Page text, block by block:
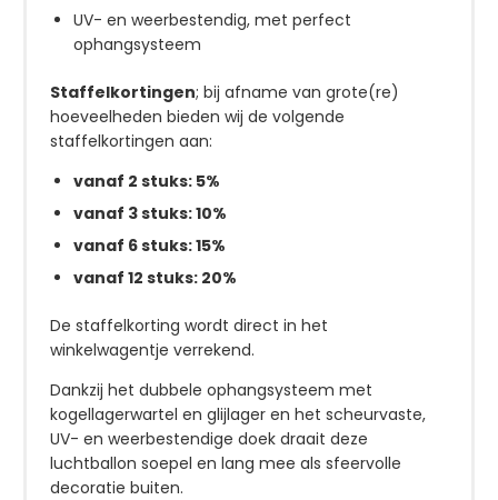
UV- en weerbestendig, met perfect
ophangsysteem
Staffelkortingen; bij afname van grote(re)
hoeveelheden bieden wij de volgende
staffelkortingen aan:
vanaf 2 stuks: 5%
vanaf 3 stuks: 10%
vanaf 6 stuks: 15%
vanaf 12 stuks: 20%
De staffelkorting wordt direct in het
winkelwagentje verrekend.
Dankzij het dubbele ophangsysteem met
kogellagerwartel en glijlager en het scheurvaste,
UV- en weerbestendige doek draait deze
luchtballon soepel en lang mee als sfeervolle
decoratie buiten.